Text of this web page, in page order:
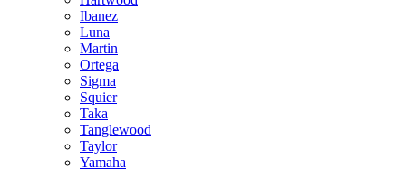
Ibanez
Luna
Martin
Ortega
Sigma
Squier
Taka
Tanglewood
Taylor
Yamaha